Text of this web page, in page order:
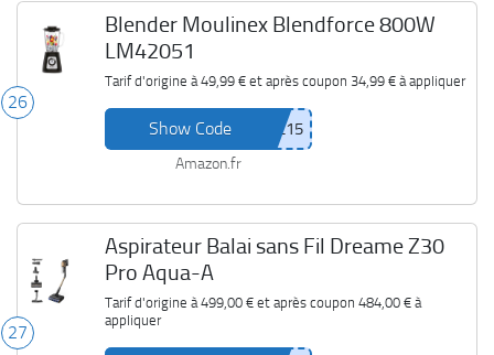
26
Blender Moulinex Blendforce 800W
LM42051
Tarif d'origine à 49,99 €et après coupon 34,99 €à appliquer
Show Code
Amazon.fr
27
Aspirateur Balai sans Fil Dreame Z30
Pro Aqua-A
Tarif d'origine à 499,00 €et après coupon 484,00 €à
appliquer